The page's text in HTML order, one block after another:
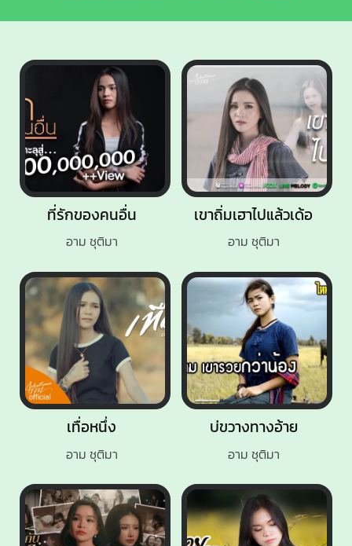
เทื่อหนึ่ง
อาม ชุติมา
ที่รักของคนอื่น
อาม ชุติมา
เขาถิ่มเฮาไปแล้วเด้อ
อาม ชุติมา
บ่ขวางทางอ้าย
อาม ชุติมา